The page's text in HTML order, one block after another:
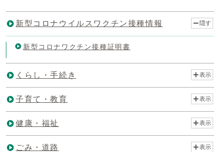
新型コロナウイルスワクチン接種情報 隠す
新型コロナワクチン接種証明書
くらし・手続き 表示
子育て・教育 表示
健康・福祉 表示
ごみ・道路 表示